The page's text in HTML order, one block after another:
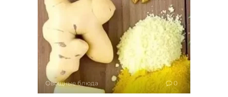
Овощные блюда 0